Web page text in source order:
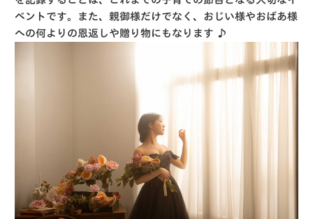
ベントです。また、親御様だけでなく、おじい様やおばあ様
への何よりの恩返しや贈り物にもなります ♪